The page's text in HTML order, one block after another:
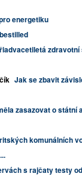
energetiku
bestilled
Jak se zbavit
zasazovat o státní
komunálních
s rajčaty testy